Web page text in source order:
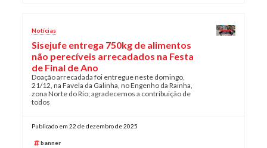
Notícias
Sisejufe entrega 750kg de alimentos
não perecíveis arrecadados na Festa
de Final de Ano
Doação arrecadada foi entregue neste domingo,
21/12, na Favela da Galinha, no Engenho da Rainha,
zona Norte do Rio; agradecemos a contribuição de
todos
Publicado em 22 de dezembro de 2025
banner
FacebookInstagramTwitter YoutubeTikTok